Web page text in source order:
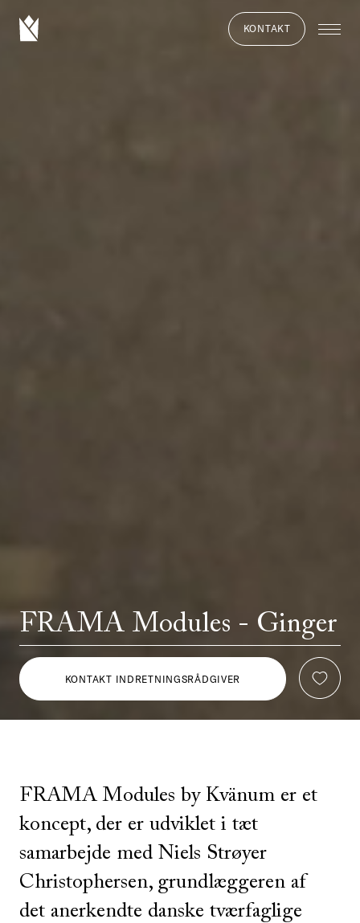
KONTAKT
FRAMA Modules - Ginger
KONTAKT INDRETNINGSRÅDGIVER
FRAMA Modules by Kvänum er et
koncept, der er udviklet i tæt
samarbejde med Niels Strøyer
Christophersen, grundlæggeren af
det anerkendte danske tværfaglige